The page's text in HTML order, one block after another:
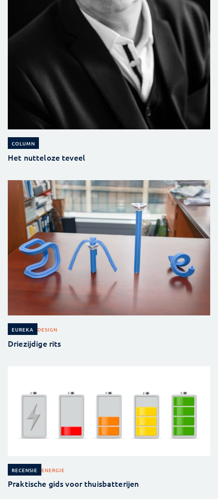
COLUMN
Het nutteloze teveel
EUREKA DESIGN
Driezijdige rits
RECENSIE ENERGIE
Praktische gids voor thuisbatterijen